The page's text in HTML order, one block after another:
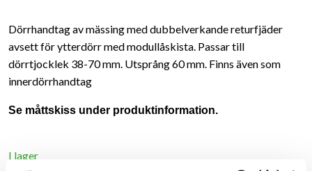
Dörrhandtag av mässing med dubbelverkande returfjäder
avsett för ytterdörr med modullåskista. Passar till
dörrtjocklek 38-70 mm. Utsprång 60 mm. Finns även som
innerdörrhandtag
Se måttskiss under produktinformation.
I lager